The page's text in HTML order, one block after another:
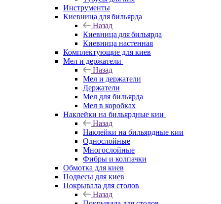
Инструменты
Киевница для бильярда
Назад
Киевница для бильярда
Киевница настенная
Комплектующие для киев
Мел и держатели
Назад
Мел и держатели
Держатели
Мел для бильярда
Мел в коробках
Наклейки на бильярдные кии
Назад
Наклейки на бильярдные кии
Однослойные
Многослойные
Фибры и колпачки
Обмотка для киев
Подвесы для киев
Покрывала для столов
Назад